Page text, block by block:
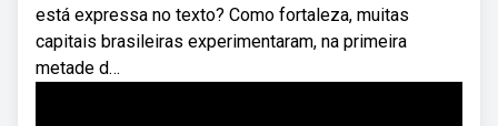
está expressa no texto? Como fortaleza, muitas
capitais brasileiras experimentaram, na primeira
metade d…